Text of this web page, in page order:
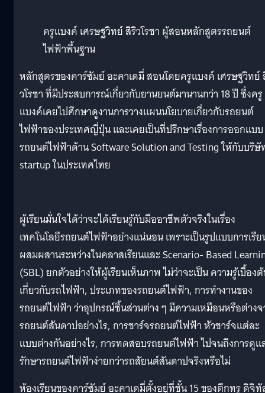
ครูแบงค์ เศรษฐวิทย์ สิริวโรชา ผู้สอนหลักสูตรรถยนต์
ไฟฟ้าพื้นฐาน
หลักสูตรของคาร์ซัมย์ อะคาเดมี่ สอนโดยครูแบงค์ เศรษฐวิทย์
วโรชา ที่มีประสบการณ์เกี่ยวกับยานยนต์มานานกว่า 18 ปี ซึ่งครู
แบงค์เคยไปศึกษาดูงานการวางแผนนโยบายเกี่ยวกับรถยนต์
ไฟฟ้าของประเทศญี่ปุ่น และเคยเป็นที่ปรึกษาเรื่องการออกแบบ
รถยนต์ไฟฟ้าด้าน Software Solution and Testing ให้กับบริษั
startup ในประเทศไทย
ผู้เรียนมั่นใจได้ว่าจะได้เรียนรู้กับมืออาชีพตัวจริงในเรื่อง
เทคโนโลยีรถยนต์ไฟฟ้าอย่างแน่นอน เพราะเป็นรูปแบบการเรี
ผสมผสานระหว่างในคลาสเรียนและ Scenario- Based
(SBL) ยกตัวอย่างให้ผู้เรียนเห็นภาพ ไม่ว่าจะเป็น ความรู้เบื้อง
เกี่ยวกับรถไฟฟ้า, ประเภทของรถยนต์ไฟฟ้า, การทำงานของ
รถยนต์ไฟฟ้า ว่าอุปกรณ์ชิ้นส่วนต่าง ๆ มีความเหมือนหรือต่าง
รถยนต์สันดาปอย่างไร, การชาร์จรถยนต์ไฟฟ้า หัวชาร์จแต่ละ
แบบต่างกันอย่างไร, การทดสอบรถยนต์ไฟฟ้า ไปจนถึงการดูแ
รักษารถยนต์ไฟฟ้าง่ายกว่ารถสัยนต์สันดาปจริงหรือไม่
ห้องเรียนของคาร์ซัมย์ อะคาเดมี่ตั้งอยู่ที่ชั้น 15 ของตึกทรู ดิจิ